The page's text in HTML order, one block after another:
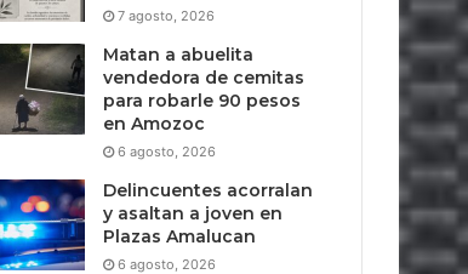
7 agosto, 2026
Matan a abuelita
vendedora de cemitas
para robarle 90 pesos
en Amozoc
6 agosto, 2026
Delincuentes acorralan
y asaltan a joven en
Plazas Amalucan
6 agosto, 2026